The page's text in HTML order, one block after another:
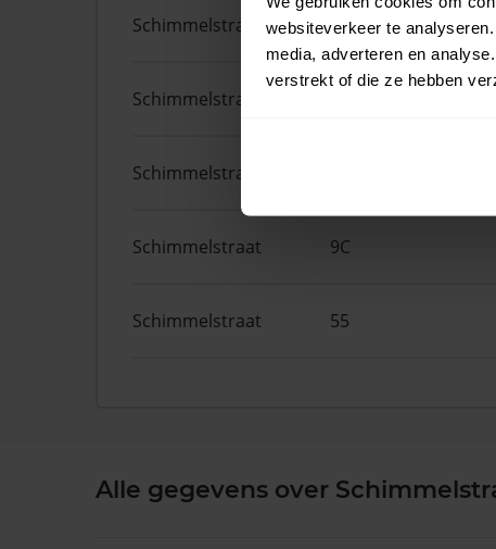
websiteverkeer te
media, adverteren en
verstrekt of die ze hebben
Schimmelstraat 30 4
Schimmelstraat
Schimmelstraat
Schimmelstraat 9C
Schimmelstraat 55
Alle gegevens over